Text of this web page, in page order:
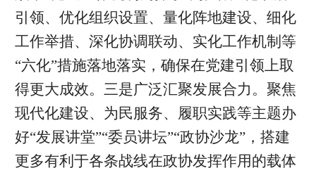
引领、优化组织设置、量化阵地建设、细化
工作举措、深化协调联动、实化工作机制等
“六化”措施落地落实，确保在党建引领上取
得更大成效。三是广泛汇聚发展合力。聚焦
现代化建设、为民服务、履职实践等主题办
好“发展讲堂”“委员讲坛”“政协沙龙”，搭建
更多有利于各条战线在政协发挥作用的载体